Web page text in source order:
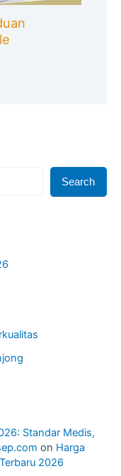
Search
Standar Medis,
on Harga
2026